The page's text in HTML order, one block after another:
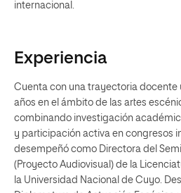
internacional.
Experiencia
Cuenta con una trayectoria docente
años en el ámbito de las artes
combinando investigación
y participación activa en congresos
desempeñó como Directora del
(Proyecto Audiovisual) de la
la Universidad Nacional de Cuyo.